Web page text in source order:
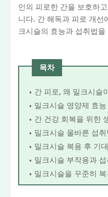
인의 피로한 간을 보호하
니다. 간 해독과 피로 개선
크시슬의 효능과 섭취법을
목차
간 피로, 왜 밀크시슬
밀크시슬 영양제 효능
간 건강 회복을 위한
밀크시슬 올바른 섭취
밀크시슬 복용 후 기
밀크시슬 부작용과
밀크시슬을 꾸준히